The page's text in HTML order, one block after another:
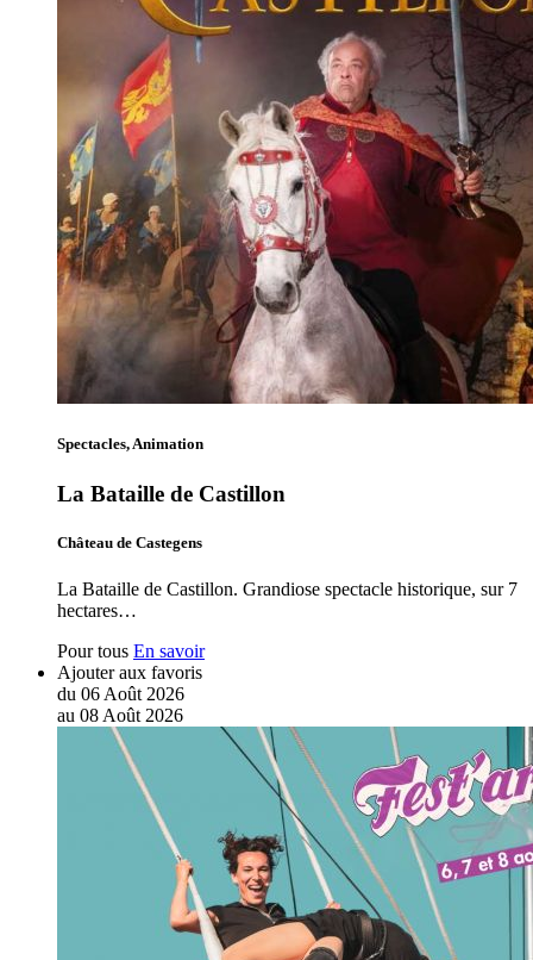
Spectacles, Animation
La Bataille de Castillon
Château de Castegens
La Bataille de Castillon. Grandiose spectacle historique, sur 7
hectares…
Pour tous En savoir
Ajouter aux favoris
du 06 Août 2026
au 08 Août 2026